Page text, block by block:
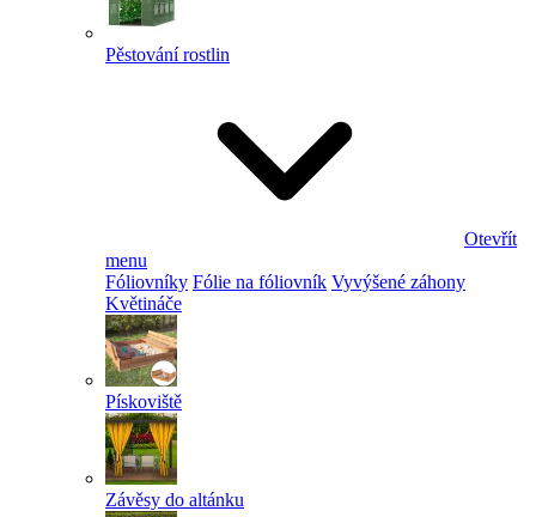
Pěstování rostlin
Otevřít
menu
Fóliovníky Fólie na fóliovník Vyvýšené záhony
Květináče
Pískoviště
Závěsy do altánku